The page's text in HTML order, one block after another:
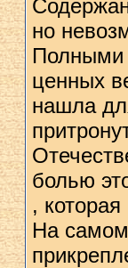
но
Полными
ценных
нашла
болью
,
На